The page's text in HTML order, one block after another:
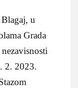
u
Grada
2. 2023.